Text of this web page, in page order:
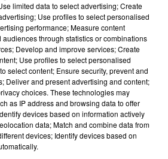
2026
Lieb s’essaye à la vie de chatelain
son nouveau clip
limited data to select advertising; Create
Use profiles to select personalised
performance; Measure content
through statistics or combinations
Develop and improve services; Create
Use profiles to select personalised
select content; Ensure security, prevent and
Deliver and present advertising and content;
choices. These technologies may
as IP address and browsing data to offer
devices based on information actively
data; Match and combine data from
devices; Identify devices based on